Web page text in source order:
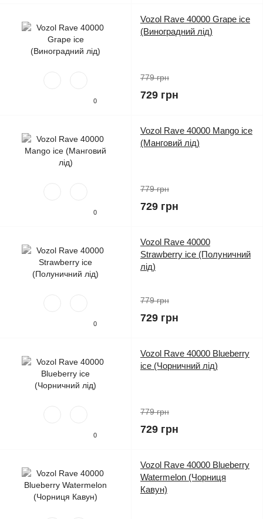
0
Vozol Rave 40000 Grape ice
(Виноградний лід)
779 грн
729 грн
0
Vozol Rave 40000 Mango ice
(Манговий лід)
779 грн
729 грн
0
Vozol Rave 40000
Strawberry ice (Полуничний
лід)
779 грн
729 грн
0
Vozol Rave 40000 Blueberry
ice (Чорничний лід)
779 грн
729 грн
Vozol Rave 40000 Blueberry
Watermelon (Чорниця
Кавун)